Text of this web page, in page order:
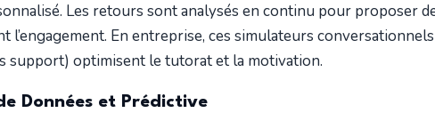
Les retours sont analysés en continu pour proposer
l’engagement. En entreprise, ces simulateurs
support) optimisent le tutorat et la motivation.
Données et Prédictive